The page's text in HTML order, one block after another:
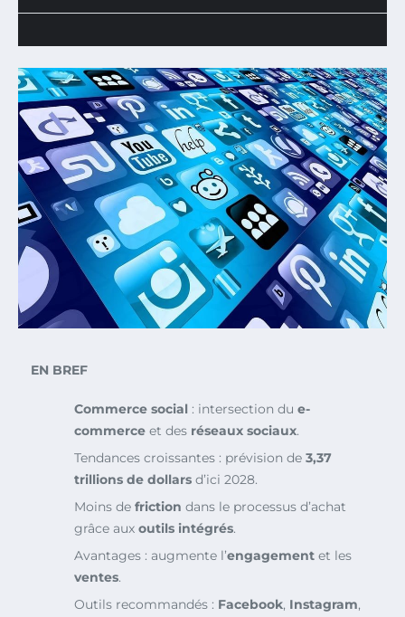
EN BREF
Commerce social : intersection du e-
commerce et des réseaux sociaux.
Tendances croissantes : prévision de 3,37
trillions de dollars d’ici 2028.
Moins de friction dans le processus d’achat
grâce aux outils intégrés.
Avantages : augmente l’engagement et les
ventes.
Outils recommandés : Facebook, Instagram,